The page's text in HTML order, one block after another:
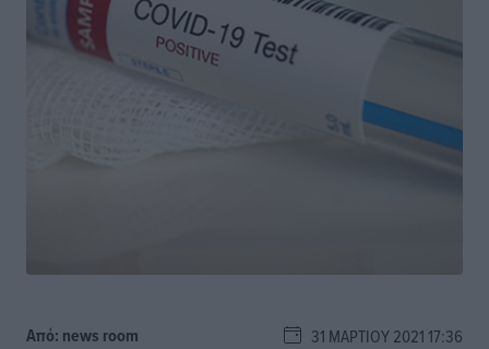
Από: news room 31 ΜΑΡΤΊΟΥ 2021 17:36